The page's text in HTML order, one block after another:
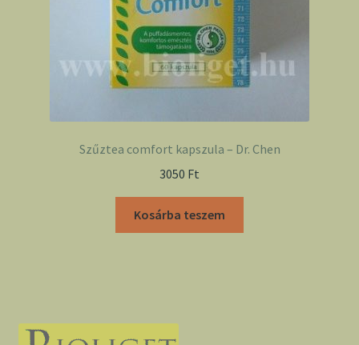
Szűztea comfort kapszula – Dr. Chen
3050 Ft
Kosárba teszem